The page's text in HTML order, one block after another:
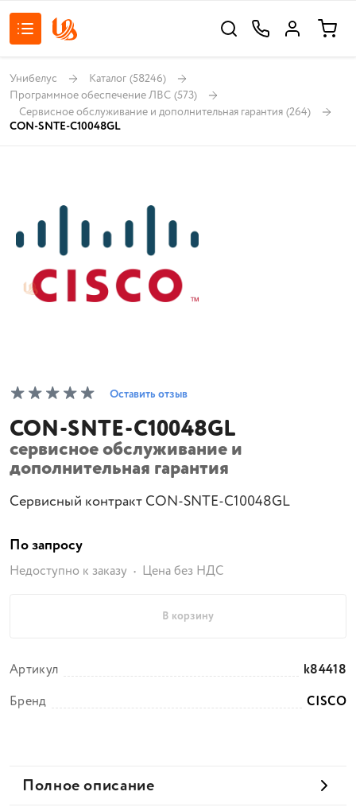
Унибелус Каталог (58246)
Программное обеспечение ЛВС (573)
Сервисное обслуживание и дополнительная гарантия (264)
CON-SNTE-C10048GL
Оставить отзыв
CON-SNTE-C10048GL
сервисное обслуживание и
дополнительная гарантия
Сервисный контракт CON-SNTE-C10048GL
По запросу
Недоступно к заказу Цена без НДС
В корзину
Артикул
k84418
Бренд
CISCO
Полное описание